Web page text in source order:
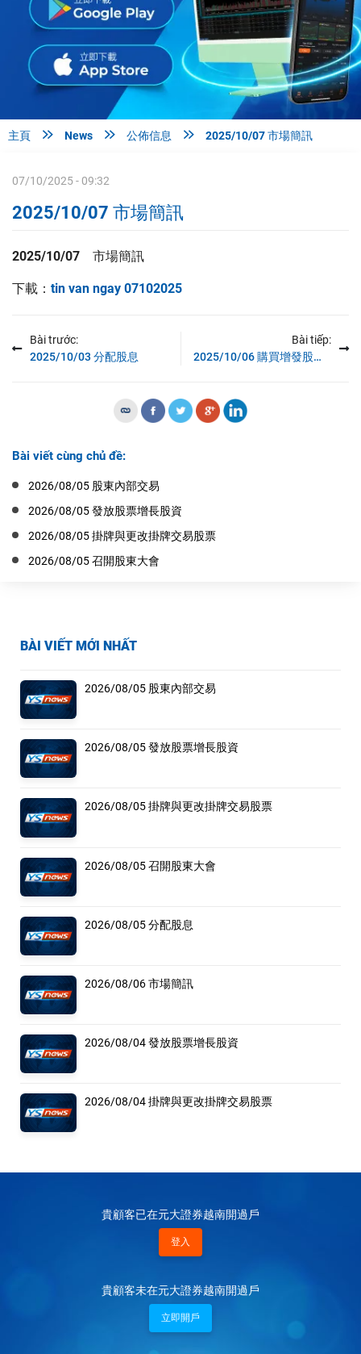
主頁  News  公佈信息  2025/10/07 市場簡訊
BÀI VIẾT MỚI NHẤT
2026/08/05 股東內部交易
2026/08/05 發放股票增長股資
2026/08/05 掛牌與更改掛牌交易股票
2026/08/05 召開股東大會
2026/08/05 分配股息
2026/08/06 市場簡訊
2026/08/04 發放股票增長股資
2026/08/04 掛牌與更改掛牌交易股票
貴顧客已在元大證券越南開過戶
登入
貴顧客未在元大證券越南開過戶
立即開戶
07/10/2025 - 09:32
2025/10/07 市場簡訊
2025/10/07 市場簡訊
下載： tin van ngay 07102025
Bài trước:
2025/10/03 分配股息
Bài tiếp:
2025/10/06 購買增發股票權利
Bài viết cùng chủ đề:
2026/08/05 股東內部交易
2026/08/05 發放股票增長股資
2026/08/05 掛牌與更改掛牌交易股票
2026/08/05 召開股東大會